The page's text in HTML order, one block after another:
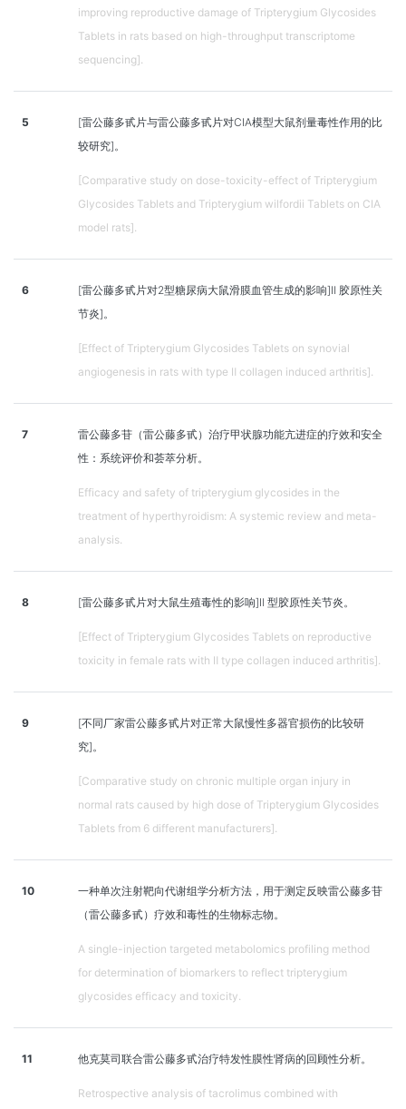
improving reproductive damage of Tripterygium Glycosides
Tablets in rats based on high-throughput transcriptome
sequencing].
5
[雷公藤多甙片与雷公藤多甙片对CIA模型大鼠剂量毒性作用的比
较研究]。
[Comparative study on dose-toxicity-effect of Tripterygium
Glycosides Tablets and Tripterygium wilfordii Tablets on CIA
model rats].
6
[雷公藤多甙片对2型糖尿病大鼠滑膜血管生成的影响]Ⅱ 胶原性关
节炎]。
[Effect of Tripterygium Glycosides Tablets on synovial
angiogenesis in rats with type Ⅱ collagen induced arthritis].
7
雷公藤多苷（雷公藤多甙）治疗甲状腺功能亢进症的疗效和安全
性：系统评价和荟萃分析。
Efficacy and safety of tripterygium glycosides in the
treatment of hyperthyroidism: A systemic review and meta-
analysis.
8 [雷公藤多甙片对大鼠生殖毒性的影响]Ⅱ 型胶原性关节炎。
[Effect of Tripterygium Glycosides Tablets on reproductive
toxicity in female rats with Ⅱ type collagen induced arthritis].
9
[不同厂家雷公藤多甙片对正常大鼠慢性多器官损伤的比较研
究]。
[Comparative study on chronic multiple organ injury in
normal rats caused by high dose of Tripterygium Glycosides
Tablets from 6 different manufacturers].
10
一种单次注射靶向代谢组学分析方法，用于测定反映雷公藤多苷
（雷公藤多甙）疗效和毒性的生物标志物。
A single-injection targeted metabolomics profiling method
for determination of biomarkers to reflect tripterygium
glycosides efficacy and toxicity.
11 他克莫司联合雷公藤多甙治疗特发性膜性肾病的回顾性分析。
Retrospective analysis of tacrolimus combined with